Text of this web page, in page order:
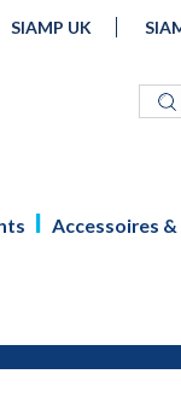
SIAMP UK
Accessoires